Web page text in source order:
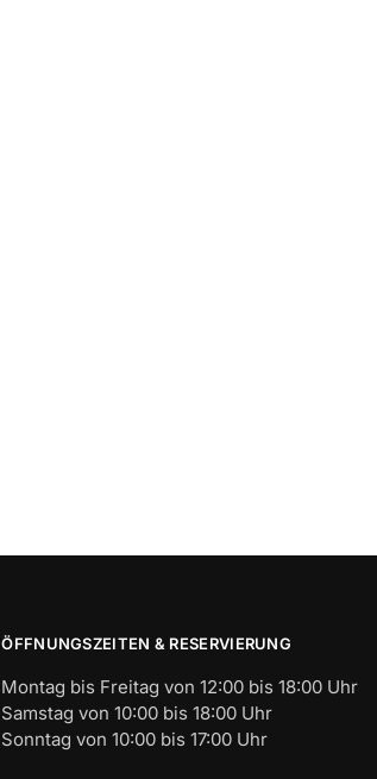
ÖFFNUNGSZEITEN & RESERVIERUNG
Montag bis Freitag von 12:00 bis 18:00 Uhr
Samstag von 10:00 bis 18:00 Uhr
Sonntag von 10:00 bis 17:00 Uhr